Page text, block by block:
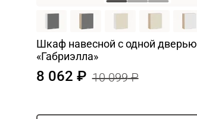
Шкаф навесной c одной дверью
«Габриэлла»
8 062 10 099